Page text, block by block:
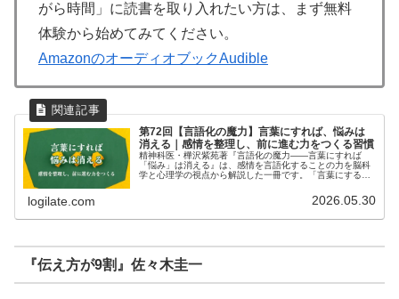
がら時間」に読書を取り入れたい方は、まず無料
体験から始めてみてください。
AmazonのオーディオブックAudible
第72回【言語化の魔力】言葉にすれば、悩みは
消える｜感情を整理し、前に進む力をつくる習慣
精神科医・樺沢紫苑著『言語化の魔力——言葉にすれば
「悩み」は消える』は、感情を言語化することの力を脳科
学と心理学の視点から解説した一冊です。「言葉にするだ
logilate.com 2026.05.30
『伝え方が9割』佐々木圭一